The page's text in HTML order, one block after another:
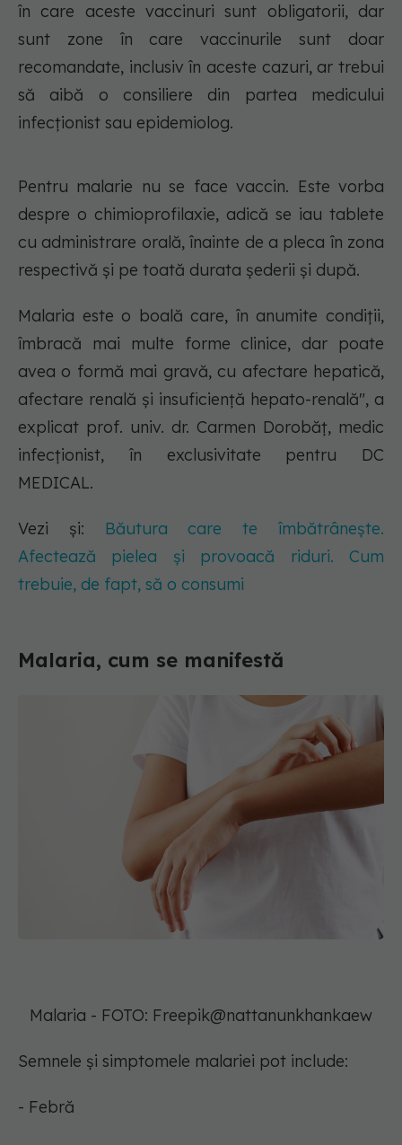
în care aceste vaccinuri sunt obligatorii, dar
sunt zone în care vaccinurile sunt doar
recomandate, inclusiv în aceste cazuri, ar trebui
să aibă o consiliere din partea medicului
infecționist sau epidemiolog.
Pentru malarie nu se face vaccin. Este vorba
despre o chimioprofilaxie, adică se iau tablete
cu administrare orală, înainte de a pleca în zona
respectivă și pe toată durata șederii și după.
Malaria este o boală care, în anumite condiții,
îmbracă mai multe forme clinice, dar poate
avea o formă mai gravă, cu afectare hepatică,
afectare renală și insuficiență hepato-renală", a
explicat prof. univ. dr. Carmen Dorobăț, medic
infecționist, în exclusivitate pentru DC
MEDICAL.
Vezi și: Băutura care te îmbătrânește.
Afectează pielea și provoacă riduri. Cum
trebuie, de fapt, să o consumi
Malaria, cum se manifestă
Malaria - FOTO: Freepik@nattanunkhankaew
Semnele și simptomele malariei pot include:
- Febră